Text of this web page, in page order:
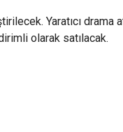
Yaratıcı drama
olarak satılacak.